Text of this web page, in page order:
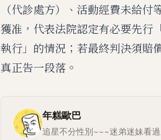
（代診處方）、活動經費未給
獲准，代表法院認定有必要先行
執行」的情況；若最終判決須賠
真正告一段落。
年糕歐巴
追星不分性別~~~迷弟迷妹看過